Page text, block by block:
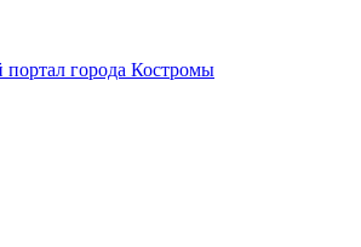
портал города Костромы